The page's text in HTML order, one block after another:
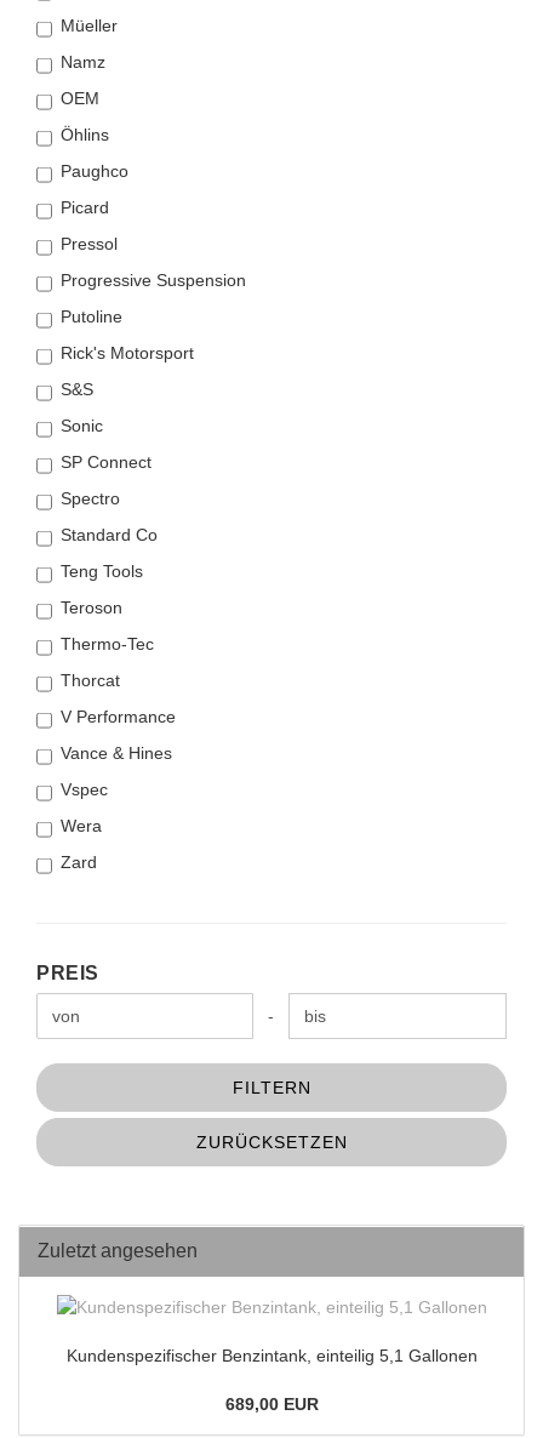
Müeller
Namz
OEM
Öhlins
Paughco
Picard
Pressol
Progressive Suspension
Putoline
Rick's Motorsport
S&S
Sonic
SP Connect
Spectro
Standard Co
Teng Tools
Teroson
Thermo-Tec
Thorcat
V Performance
Vance & Hines
Vspec
Wera
Zard
PREIS
PREIS
Preis bis -
FILTERN
ZURÜCKSETZEN
Zuletzt angesehen
Kundenspezifischer Benzintank, einteilig 5,1 Gallonen
689,00 EUR